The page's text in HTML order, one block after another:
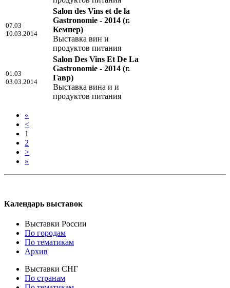
07.03
10.03.2014
Salon des Vins et de la
Gastronomie - 2014 (г.
Кемпер)
Выставка вин и
продуктов питания
01.03
03.03.2014
Salon Des Vins Et De La
Gastronomie - 2014 (г.
Гавр)
Выставка вина и и
продуктов питания
«
<
1
2
>
»
Календарь выставок
Выставки России
По городам
По тематикам
Архив
Выставки СНГ
По странам